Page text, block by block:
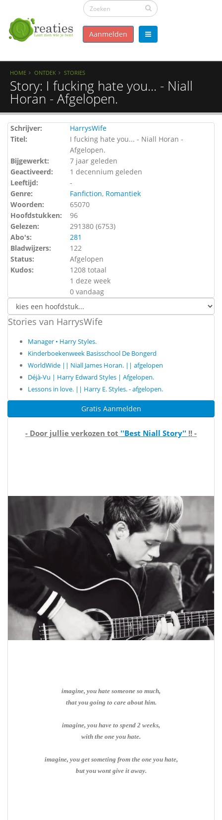
Aanmelden
HOME ONTDEK STORIES
Story: I fucking hate you... - Niall
Horan - Afgelopen.
Schrijver:
HarrysWife
Titel:
I fucking hate you... - Niall Horan -
Afgelopen.
Bijgewerkt:
7 jaar geleden
Geactiveerd:
1 decennium geleden
Leeftijd:
-
Genre:
Fanfiction, Romantiek
Woorden:
65070
Hoofdstukken:
96
Gelezen:
291380 (6753)
Abo's:
281
Bladwijzers:
122
Status:
Afgelopen
Kudos:
1208 totaal
1 deze week
0 vandaag
Stories van HarrysWife
Manager • Harry Styles.
Kinderboekenweek Basisschool De Bongerd
WorldWide || Niall James Horan. || afgelopen
Déjà-Vu | Harry Edward Styles | Afgelopen.
Lessons in love. || Harry E. Styles. - afgelopen.
Gratis Aanmelden
- Door jullie verkozen tot ''Best Niall Story'' !! -
imagine, you hate someone so much,
that you going to care about him.
imagine, you have to spend 2 weeks,
with the one you hate.
imagine, you get someting from the one you hate,
but you wont give it away.